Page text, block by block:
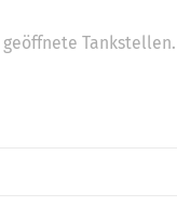
Tankstellen.